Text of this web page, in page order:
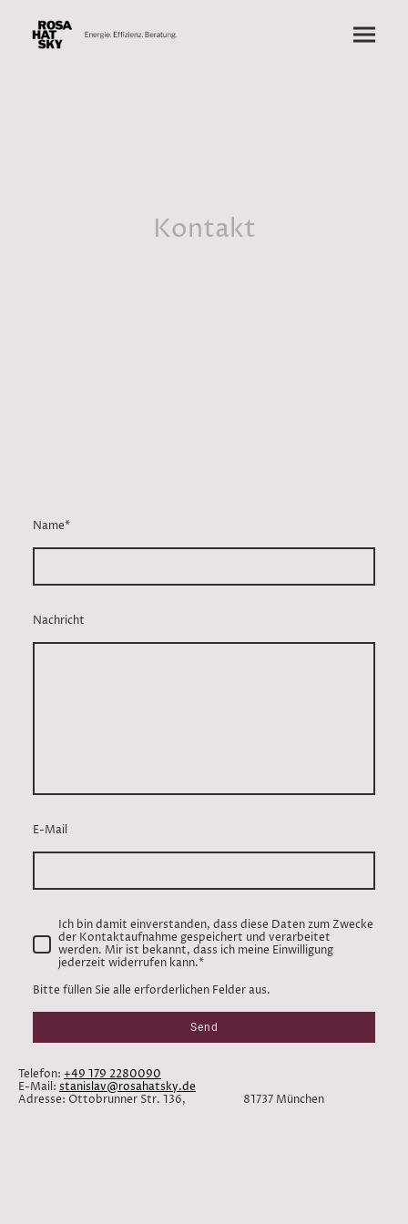
Kontakt
Name*
Nachricht
E-Mail
Ich bin damit einverstanden, dass diese Daten zum Zwecke
der Kontaktaufnahme gespeichert und verarbeitet
werden. Mir ist bekannt, dass ich meine Einwilligung
jederzeit widerrufen kann.*
Bitte füllen Sie alle erforderlichen Felder aus.
Send
Telefon: +49 179 2280090
E-Mail: stanislav@rosahatsky.de
Adresse: Ottobrunner Str. 136, 81737 München